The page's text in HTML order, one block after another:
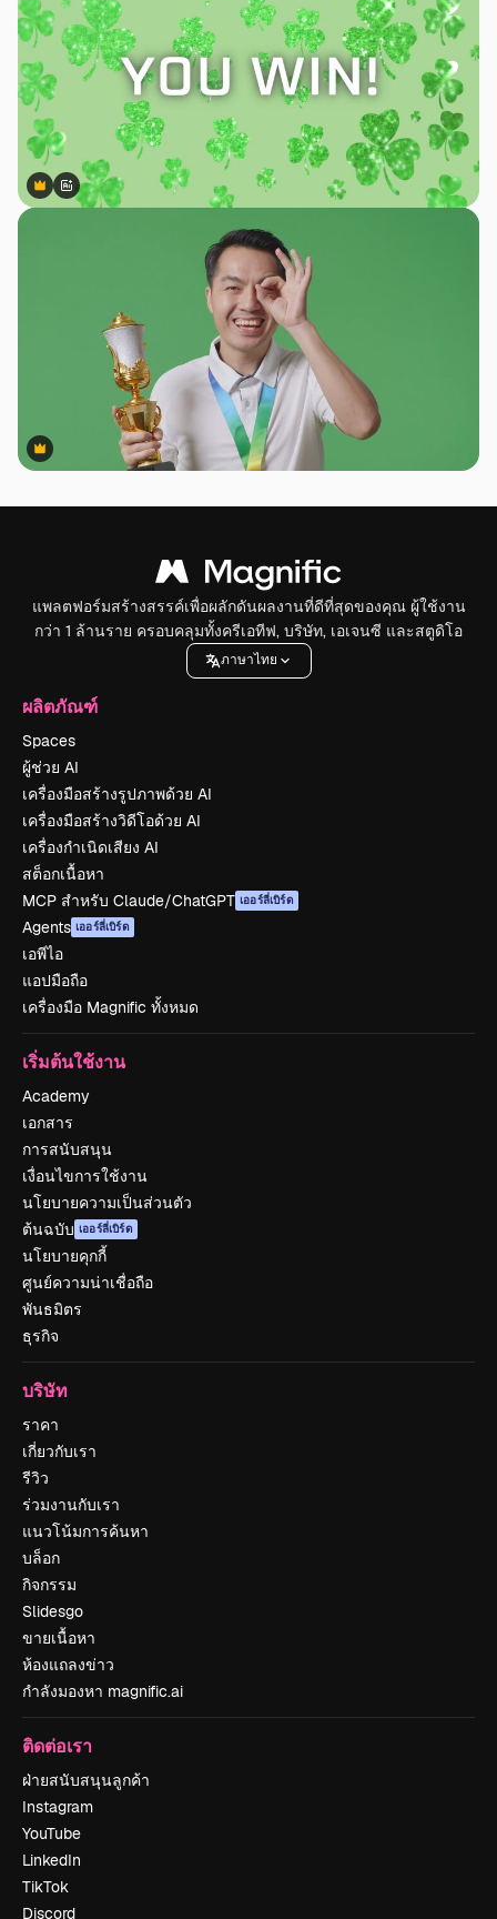
Premium
Premium
สร้างขึ้นโดย AI
Premium
Premium
แพลตฟอร์มสร้างสรรค์เพื่อผลักดันผลงานที่ดีที่สุดของคุณ ผู้ใช้งาน
กว่า 1 ล้านราย ครอบคลุมทั้งครีเอทีฟ, บริษัท, เอเจนซี และสตูดิโอ
ภาษาไทย
ผลิตภัณฑ์
Spaces
ผู้ช่วย AI
เครื่องมือสร้างรูปภาพด้วย AI
เครื่องมือสร้างวิดีโอด้วย AI
เครื่องกำเนิดเสียง AI
สต็อกเนื้อหา
MCP สำหรับ Claude/ChatGPT เออร์ลี่เบิร์ด
Agents เออร์ลี่เบิร์ด
เอพีไอ
แอปมือถือ
เครื่องมือ Magnific ทั้งหมด
เริ่มต้นใช้งาน
Academy
เอกสาร
การสนับสนุน
เงื่อนไขการใช้งาน
นโยบายความเป็นส่วนตัว
ต้นฉบับ เออร์ลี่เบิร์ด
นโยบายคุกกี้
ศูนย์ความน่าเชื่อถือ
พันธมิตร
ธุรกิจ
บริษัท
ราคา
เกี่ยวกับเรา
รีวิว
ร่วมงานกับเรา
แนวโน้มการค้นหา
บล็อก
กิจกรรม
Slidesgo
ขายเนื้อหา
ห้องแถลงข่าว
กำลังมองหา magnific.ai
ติดต่อเรา
ฝ่ายสนับสนุนลูกค้า
Instagram
YouTube
LinkedIn
TikTok
Discord